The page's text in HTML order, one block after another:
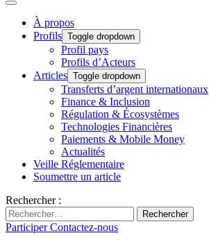
À propos
Profils Toggle dropdown
Profil pays
Profils d’Acteurs
Articles Toggle dropdown
Transferts d’argent internationaux
Finance & Inclusion
Régulation & Écosystèmes
Technologies Financières
Paiements & Mobile Money
Actualités
Veille Réglementaire
Soumettre un article
Rechercher :
Rechercher
ParticiperContactez-nous